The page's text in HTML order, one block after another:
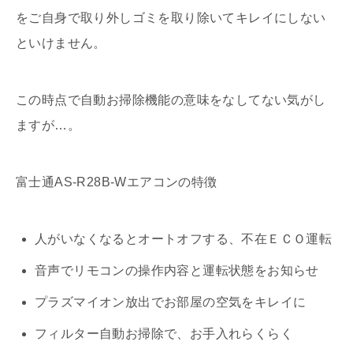
をご自身で取り外しゴミを取り除いてキレイにしない
といけません。
この時点で自動お掃除機能の意味をなしてない気がし
ますが…。
富士通AS-R28B-Wエアコンの特徴
人がいなくなるとオートオフする、不在ＥＣＯ運転
音声でリモコンの操作内容と運転状態をお知らせ
プラズマイオン放出でお部屋の空気をキレイに
フィルター自動お掃除で、お手入れらくらく